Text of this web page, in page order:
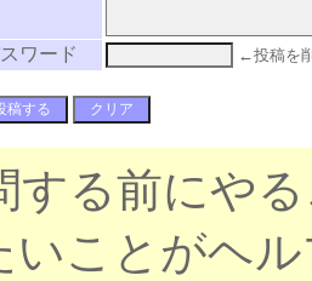
ワード ←投稿を
する前にや
いことがヘ